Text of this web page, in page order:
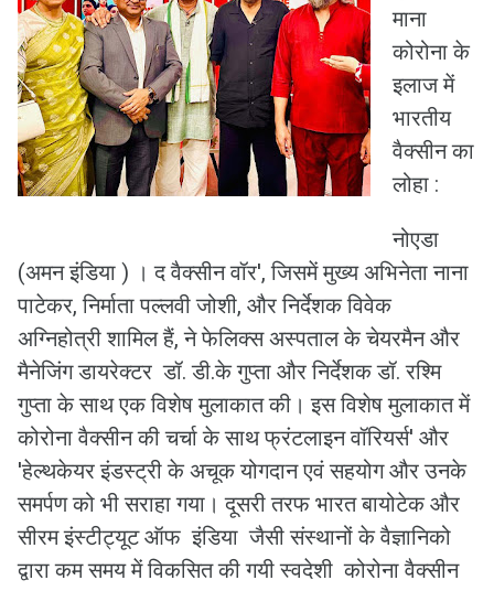
माना
कोरोना के
इलाज में
भारतीय
वैक्सीन का
लोहा :
नोएडा
(अमन इंडिया ) । द वैक्सीन वॉर', जिसमें मुख्य अभिनेता नाना
पाटेकर, निर्माता पल्लवी जोशी, और निर्देशक विवेक
अग्निहोत्री शामिल हैं, ने फेलिक्स अस्पताल के चेयरमैन और
मैनेजिंग डायरेक्टर डॉ. डी.के गुप्ता और निर्देशक डॉ. रश्मि
गुप्ता के साथ एक विशेष मुलाकात की। इस विशेष मुलाकात में
कोरोना वैक्सीन की चर्चा के साथ फ्रंटलाइन वॉरियर्स' और
'हेल्थकेयर इंडस्ट्री के अचूक योगदान एवं सहयोग और उनके
समर्पण को भी सराहा गया। दूसरी तरफ भारत बायोटेक और
सीरम इंस्टीट्यूट ऑफ इंडिया जैसी संस्थानों के वैज्ञानिको
द्वारा कम समय में विकसित की गयी स्वदेशी कोरोना वैक्सीन